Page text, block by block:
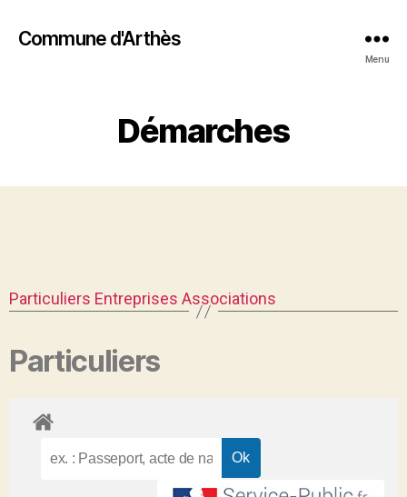
Commune d'Arthès
Menu
Démarches
Particuliers Entreprises Associations
Particuliers